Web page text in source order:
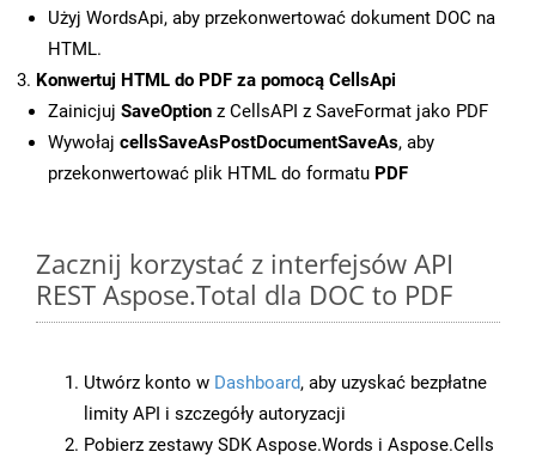
Użyj WordsApi, aby przekonwertować dokument DOC na
HTML.
Konwertuj HTML do PDF za pomocą CellsApi
Zainicjuj SaveOption z CellsAPI z SaveFormat jako PDF
Wywołaj cellsSaveAsPostDocumentSaveAs, aby
przekonwertować plik HTML do formatu PDF
Zacznij korzystać z interfejsów API
REST Aspose.Total dla DOC to PDF
Utwórz konto w Dashboard, aby uzyskać bezpłatne
limity API i szczegóły autoryzacji
Pobierz zestawy SDK Aspose.Words i Aspose.Cells